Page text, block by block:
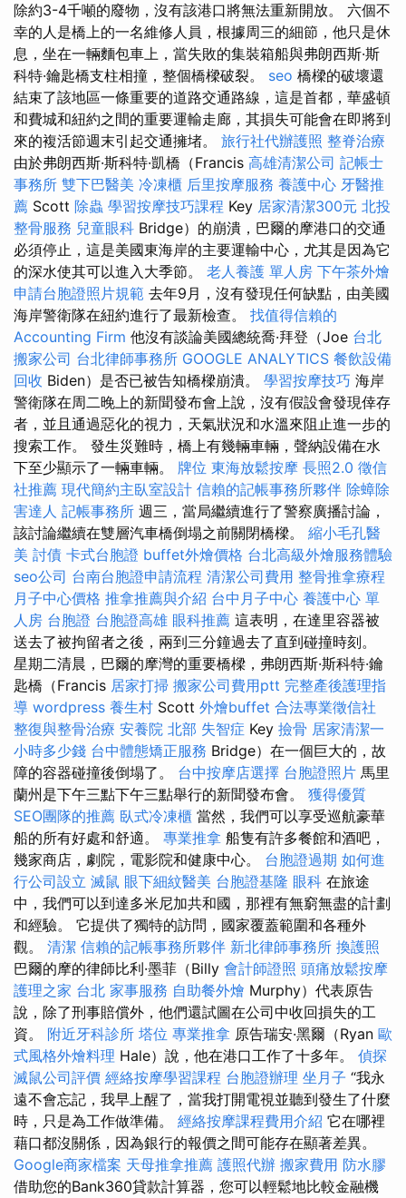
除約3-4千噸的廢物，沒有該港口將無法重新開放。 六個不
幸的人是橋上的一名維修人員，根據周三的細節，他只是休
息，坐在一輛麵包車上，當失敗的集裝箱船與弗朗西斯·斯
科特·鑰匙橋支柱相撞，整個橋樑破裂。 seo 橋樑的破壞還
結束了該地區一條重要的道路交通路線，這是首都，華盛頓
和費城和紐約之間的重要運輸走廊，其損失可能會在即將到
來的複活節週末引起交通擁堵。 旅行社代辦護照 整脊治療
由於弗朗西斯·斯科特·凱橋（Francis 高雄清潔公司 記帳士
事務所 雙下巴醫美 冷凍櫃 后里按摩服務 養護中心 牙醫推
薦 Scott 除蟲 學習按摩技巧課程 Key 居家清潔300元 北投
整骨服務 兒童眼科 Bridge）的崩潰，巴爾的摩港口的交通
必須停止，這是美國東海岸的主要運輸中心，尤其是因為它
的深水使其可以進入大季節。 老人養護 單人房 下午茶外燴
申請台胞證照片規範 去年9月，沒有發現任何缺點，由美國
海岸警衛隊在紐約進行了最新檢查。 找值得信賴的
Accounting Firm 他沒有談論美國總統喬·拜登（Joe 台北
搬家公司 台北律師事務所 GOOGLE ANALYTICS 餐飲設備
回收 Biden）是否已被告知橋樑崩潰。 學習按摩技巧 海岸
警衛隊在周二晚上的新聞發布會上說，沒有假設會發現倖存
者，並且通過惡化的視力，天氣狀況和水溫來阻止進一步的
搜索工作。 發生災難時，橋上有幾輛車輛，聲納設備在水
下至少顯示了一輛車輛。 牌位 東海放鬆按摩 長照2.0 徵信
社推薦 現代簡約主臥室設計 信賴的記帳事務所夥伴 除蟑除
害達人 記帳事務所 週三，當局繼續進行了警察廣播討論，
該討論繼續在雙層汽車橋倒塌之前關閉橋樑。 縮小毛孔醫
美 討債 卡式台胞證 buffet外燴價格 台北高級外燴服務體驗
seo公司 台南台胞證申請流程 清潔公司費用 整骨推拿療程
月子中心價格 推拿推薦與介紹 台中月子中心 養護中心 單
人房 台胞證 台胞證高雄 眼科推薦 這表明，在達里容器被
送去了被拘留者之後，兩到三分鐘過去了直到碰撞時刻。
星期二清晨，巴爾的摩灣的重要橋樑，弗朗西斯·斯科特·鑰
匙橋（Francis 居家打掃 搬家公司費用ptt 完整產後護理指
導 wordpress 養生村 Scott 外燴buffet 合法專業徵信社
整復與整骨治療 安養院 北部 失智症 Key 撿骨 居家清潔一
小時多少錢 台中體態矯正服務 Bridge）在一個巨大的，故
障的容器碰撞後倒塌了。 台中按摩店選擇 台胞證照片 馬里
蘭州是下午三點下午三點舉行的新聞發布會。 獲得優質
SEO團隊的推薦 臥式冷凍櫃 當然，我們可以享受巡航豪華
船的所有好處和舒適。 專業推拿 船隻有許多餐館和酒吧，
幾家商店，劇院，電影院和健康中心。 台胞證過期 如何進
行公司設立 滅鼠 眼下細紋醫美 台胞證基隆 眼科 在旅途
中，我們可以到達多米尼加共和國，那裡有無窮無盡的計劃
和經驗。 它提供了獨特的訪問，國家覆蓋範圍和各種外
觀。 清潔 信賴的記帳事務所夥伴 新北律師事務所 換護照
巴爾的摩的律師比利·墨菲（Billy 會計師證照 頭痛放鬆按摩
護理之家 台北 家事服務 自助餐外燴 Murphy）代表原告
說，除了刑事賠償外，他們還試圖在公司中收回損失的工
資。 附近牙科診所 塔位 專業推拿 原告瑞安·黑爾（Ryan 歐
式風格外燴料理 Hale）說，他在港口工作了十多年。 偵探
滅鼠公司評價 經絡按摩學習課程 台胞證辦理 坐月子 “我永
遠不會忘記，我早上醒了，當我打開電視並聽到發生了什麼
時，只是為工作做準備。 經絡按摩課程費用介紹 它在哪裡
藉口都沒關係，因為銀行的報價之間可能存在顯著差異。
Google商家檔案 天母推拿推薦 護照代辦 搬家費用 防水膠
借助您的Bank360貸款計算器，您可以輕鬆地比較金融機